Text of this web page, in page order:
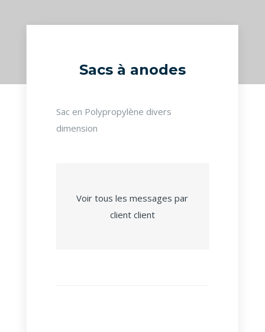
Sacs à anodes
Sac en Polypropylène divers
dimension
Voir tous les messages par
client client